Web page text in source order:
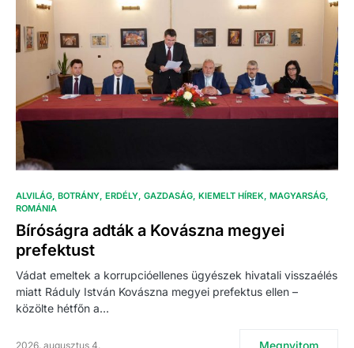
ALVILÁG BOTRÁNY ERDÉLY GAZDASÁG KIEMELT HÍREK MAGYARSÁG
ROMÁNIA
Bíróságra adták a Kovászna megyei
prefektust
Vádat emeltek a korrupcióellenes ügyészek hivatali visszaélés
miatt Ráduly István Kovászna megyei prefektus ellen –
közölte hétfőn a…
2026. augusztus 4. Megnyitom